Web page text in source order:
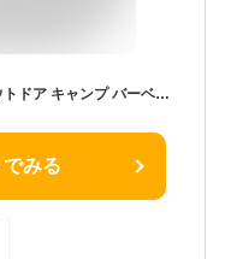
着火剤 今治のホコリ 5個セット 燃料 アウトドア キャンプ バーベキュー BBQ 登山 焚き火 たき火 エコ サステナブル ファイヤースターター 火おこし【沖縄県・離島 配送不可】
みる